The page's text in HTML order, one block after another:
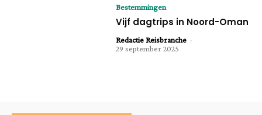
Bestemmingen
Vijf dagtrips in Noord-Oman
Redactie Reisbranche -
29 september 2025